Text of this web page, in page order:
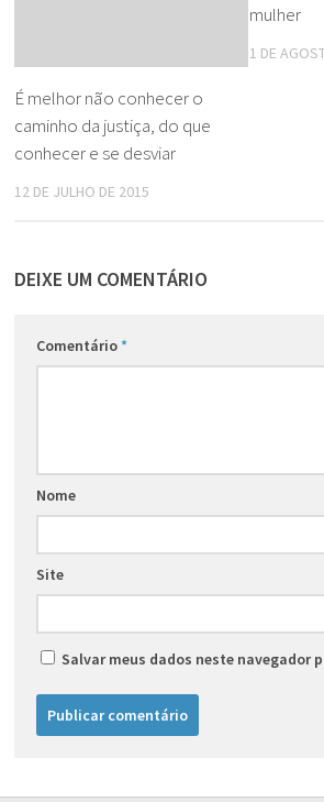
É melhor não conhecer o
caminho da justiça, do que
conhecer e se desviar
12 DE JULHO DE 2015
mulher
1 DE
DEIXE UM COMENTÁRIO
Comentário*
Nome
Site
Salvar meus dados neste navegador